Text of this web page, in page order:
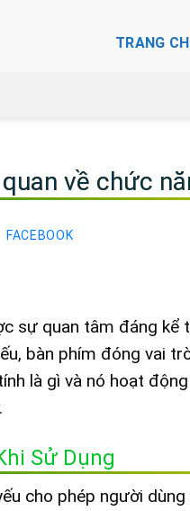
TRANG
về chức
FACEBOOK
sự quan tâm đáng
bàn phím đóng vai
là gì và nó hoạt
Sử Dụng
cho phép người